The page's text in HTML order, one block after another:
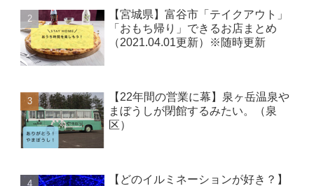
【宮城県】富谷市「テイクアウト」
「おもち帰り」できるお店まとめ
（2021.04.01更新）※随時更新
【22年間の営業に幕】泉ヶ岳温泉や
まぼうしが閉館するみたい。（泉
区）
【どのイルミネーションが好き？】